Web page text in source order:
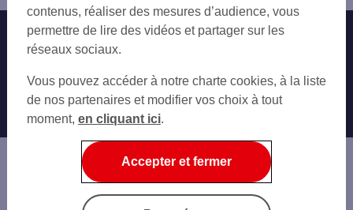
MONT GAILLARD GALLERIE
ELS LE HAVRE LES HALLES
LE HAVRE SANVIC
LE HAVRE BLEVILLE
STE ADRESSE 1 PL GEORGES CLEMENCEAU
HARFLEUR BEAULIEU
FONTAINE LA MALLET
Nos engagements Nous contacter
Autres sites SG
Professionnels
Entreprises
Associations
Banque privée
Informations légales
contenus, réaliser des mesures d’audience, vous
permettre de lire des vidéos et partager sur les
réseaux sociaux.
Vous pouvez accéder à notre charte cookies, à la liste
de nos partenaires et modifier vos choix à tout
moment, en cliquant ici.
Accepter et fermer